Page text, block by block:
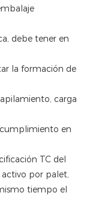
debe tener en
la formación de
carga
en
TC del
por palet,
tiempo el